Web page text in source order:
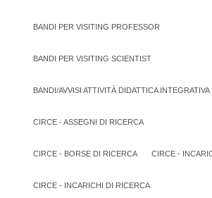
BANDI PER VISITING PROFESSOR
BANDI PER VISITING SCIENTIST
BANDI/AVVISI ATTIVITÀ DIDATTICA INTEGRATIVA
CIRCE - ASSEGNI DI RICERCA
CIRCE - BORSE DI RICERCA CIRCE -
CIRCE - INCARICHI DI RICERCA